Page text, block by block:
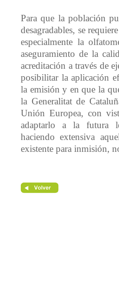
Para que la población
desagradables, se
especialmente la
aseguramiento de la
acreditación a través de
posibilitar la aplicación
la emisión y en que la
la Generalitat de
Unión Europea, con
adaptarlo a la futura
haciendo extensiva
existente para inmisión,